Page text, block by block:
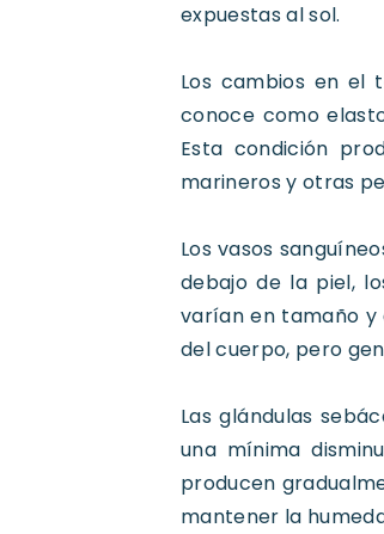
expuestas al sol.
Los cambios en el
conoce como
Esta condición
marineros y otras
Los vasos
debajo de la piel,
varían en tamaño y
del cuerpo, pero
Las glándulas
una mínima
producen
mantener la